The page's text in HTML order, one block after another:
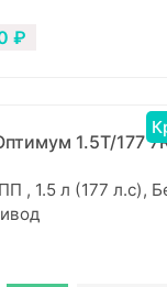
₽
1.5T/177
, 1.5 л (177 л.с),